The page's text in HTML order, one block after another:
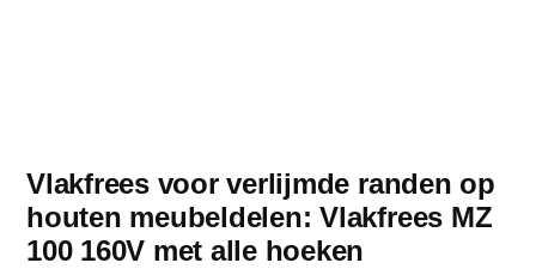
Vlakfrees voor verlijmde randen op
houten meubeldelen: Vlakfrees MZ
100 160V met alle hoeken